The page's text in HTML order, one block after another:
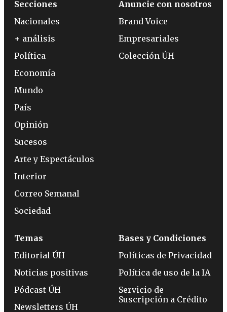
Secciones
Nacionales
+ análisis
Política
Economía
Mundo
País
Opinión
Sucesos
Arte y Espectáculos
Interior
Correo Semanal
Sociedad
Anuncie con nosotros
Brand Voice
Empresariales
Colección ÚH
Temas
Editorial ÚH
Noticias positivas
Pódcast ÚH
Newsletters ÚH
Bases y Condiciones
Políticas de Privacidad
Política de uso de la IA
Servicio de
Suscripción a Crédito